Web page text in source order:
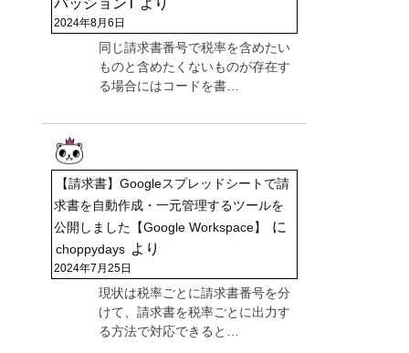
パッションT より
2024年8月6日
同じ請求書番号で税率を含めたい
ものと含めたくないものが存在す
る場合にはコードを書…
【請求書】Googleスプレッドシートで請
求書を自動作成・一元管理するツールを
公開しました【Google Workspace】
に
choppydays より
2024年7月25日
現状は税率ごとに請求書番号を分
けて、請求書を税率ごとに出力す
る方法で対応できると…